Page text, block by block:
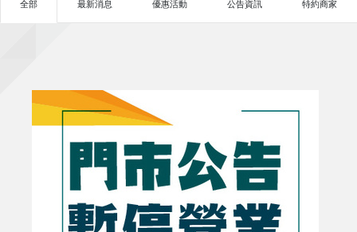
全部 最新消息 優惠活動 公告資訊 特約商家